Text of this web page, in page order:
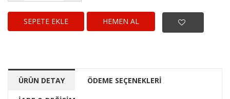
HEMEN AL
ÜRÜN DETAY ÖDEME SEÇENEKLERİ